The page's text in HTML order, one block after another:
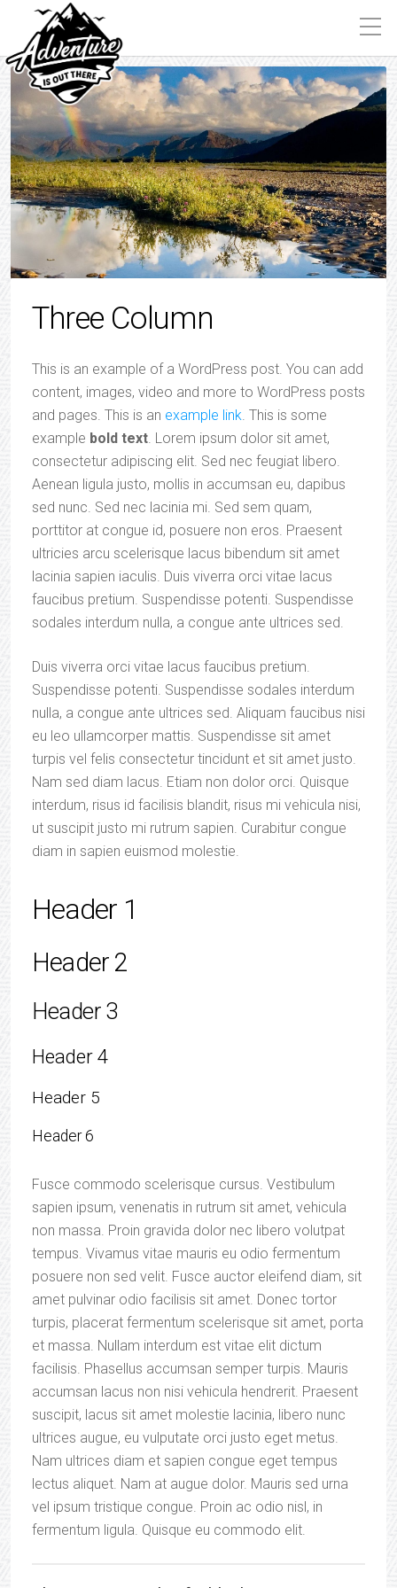
Three Column
This is an example of a WordPress post. You can add
content, images, video and more to WordPress posts
and pages. This is an example link. This is some
example bold text. Lorem ipsum dolor sit amet,
consectetur adipiscing elit. Sed nec feugiat libero.
Aenean ligula justo, mollis in accumsan eu, dapibus
sed nunc. Sed nec lacinia mi. Sed sem quam,
porttitor at congue id, posuere non eros. Praesent
ultricies arcu scelerisque lacus bibendum sit amet
lacinia sapien iaculis. Duis viverra orci vitae lacus
faucibus pretium. Suspendisse potenti. Suspendisse
sodales interdum nulla, a congue ante ultrices sed.
Duis viverra orci vitae lacus faucibus pretium.
Suspendisse potenti. Suspendisse sodales interdum
nulla, a congue ante ultrices sed. Aliquam faucibus nisi
eu leo ullamcorper mattis. Suspendisse sit amet
turpis vel felis consectetur tincidunt et sit amet justo.
Nam sed diam lacus. Etiam non dolor orci. Quisque
interdum, risus id facilisis blandit, risus mi vehicula nisi,
ut suscipit justo mi rutrum sapien. Curabitur congue
diam in sapien euismod molestie.
Header 1
Header 2
Header 3
Header 4
Header 5
Header 6
Fusce commodo scelerisque cursus. Vestibulum
sapien ipsum, venenatis in rutrum sit amet, vehicula
non massa. Proin gravida dolor nec libero volutpat
tempus. Vivamus vitae mauris eu odio fermentum
posuere non sed velit. Fusce auctor eleifend diam, sit
amet pulvinar odio facilisis sit amet. Donec tortor
turpis, placerat fermentum scelerisque sit amet, porta
et massa. Nullam interdum est vitae elit dictum
facilisis. Phasellus accumsan semper turpis. Mauris
accumsan lacus non nisi vehicula hendrerit. Praesent
suscipit, lacus sit amet molestie lacinia, libero nunc
ultrices augue, eu vulputate orci justo eget metus.
Nam ultrices diam et sapien congue eget tempus
lectus aliquet. Nam at augue dolor. Mauris sed urna
vel ipsum tristique congue. Proin ac odio nisl, in
fermentum ligula. Quisque eu commodo elit.